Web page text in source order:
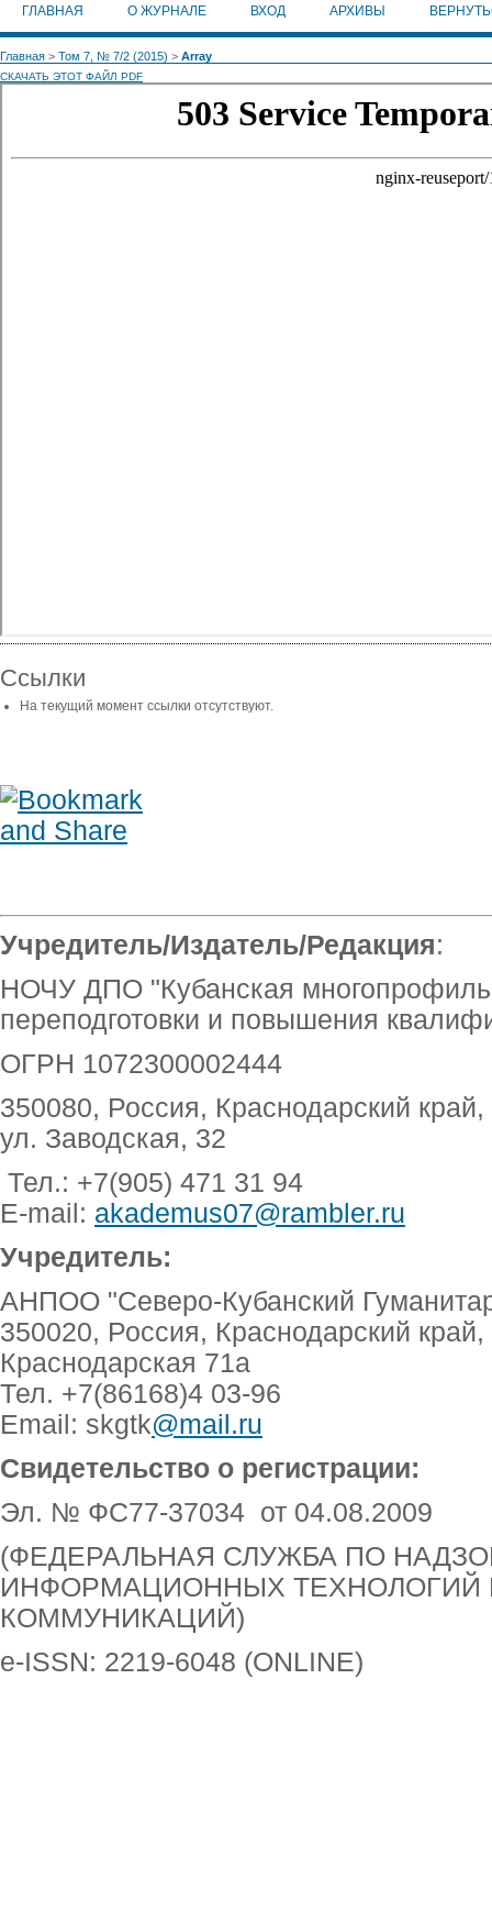
ГЛАВНАЯ О ЖУРНАЛЕ ВХОД АРХИВЫ
Главная > Том 7, № 7/2 (2015) > Array
СКАЧАТЬ ЭТОТ ФАЙЛ PDF
Ссылки
На текущий момент ссылки отсутствуют.
Учредитель/Издатель/Редакция:
НОЧУ ДПО "Кубанская
переподготовки и повышения
ОГРН 1072300002444
350080, Россия, Краснодарский
ул. Заводская, 32
Тел.: +7(905) 471 31 94
E-mail: akademus07@rambler.ru
Учредитель:
АНПОО "Северо-Кубанский
350020, Россия, Краснодарский
Краснодарская 71а
Тел. +7(86168)4 03-96
Email: skgtk@mail.ru
Свидетельство о регистрации:
Эл. № ФС77-37034 от 04.08.2009
(ФЕДЕРАЛЬНАЯ СЛУЖБА ПО
ИНФОРМАЦИОННЫХ ТЕХНОЛОГИЙ
КОММУНИКАЦИЙ)
e-ISSN: 2219-6048 (ONLINE)